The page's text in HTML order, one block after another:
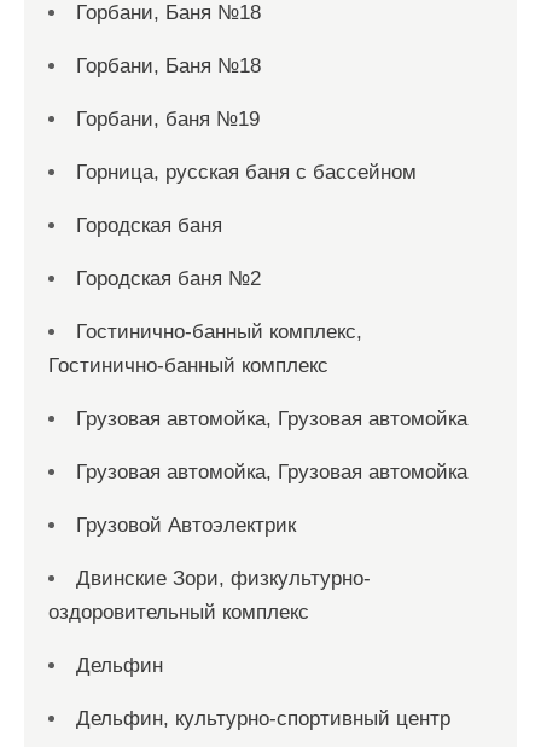
Горбани, Баня №18
Горбани, Баня №18
Горбани, баня №19
Горница, русская баня с бассейном
Городская баня
Городская баня №2
Гостинично-банный комплекс,
Гостинично-банный комплекс
Грузовая автомойка, Грузовая автомойка
Грузовая автомойка, Грузовая автомойка
Грузовой Автоэлектрик
Двинские Зори, физкультурно-
оздоровительный комплекс
Дельфин
Дельфин, культурно-спортивный центр